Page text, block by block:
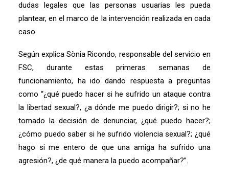
dudas legales que las personas usuarias les pueda
plantear, en el marco de la intervención realizada en cada
caso.
Según explica Sònia Ricondo, responsable del servicio en
FSC, durante estas primeras semanas de
funcionamiento, ha ido dando respuesta a preguntas
como “¿qué puedo hacer si he sufrido un ataque contra
la libertad sexual?, ¿a dónde me puedo dirigir?; si no he
tomado la decisión de denunciar, ¿qué puedo hacer?;
¿cómo puedo saber si he sufrido violencia sexual?; ¿qué
hago si me entero de que una amiga ha sufrido una
agresión?, ¿de qué manera la puedo acompañar?”.